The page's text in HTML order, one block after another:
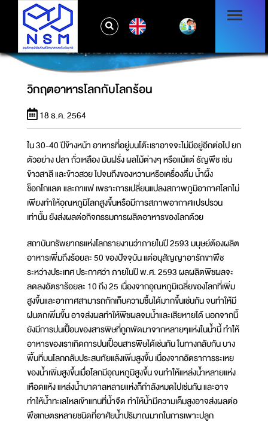
วิกฤตอาหารโลกกับโลกร้อน
วิกฤตอาหารโลกกับโลกร้อน
18 ธ.ค. 2564
ใน 30-40 ปีข้างหน้า อาหารที่อยู่บนโต๊ะเราอาจจะไม่มีอยู่อีกต่อไป ยก
ตัวอย่าง ปลา ถั่วเหลือง มันฝรั่ง ผลไม้ต่างๆ หรือแม้แต่ ธัญพืช เช่น
ข้าวสาลี และข้าวสวย ไปจนถึงของหวานหรือเครื่องดื่ม น้ำผึ้ง
ช็อกโกแลต และกาแฟ เพราะการเปลี่ยนแปลงสภาพภูมิอากาศโลกไม่
เพียงทำให้อุณหภูมิโลกสูงขึ้นหรือมีการสภาพอากาศแปรปรวน
เท่านั้น ยังส่งผลต่อกิจกรรมการผลิตอาหารของโลกด้วย
สถาบันทรัพยากรแห่งโลกรายงานว่าภายในปี 2593 มนุษย์ต้องผลิต
อาหารเพิ่มถึงร้อยละ 50 ของปัจจุบัน แต่อนุสัญญาอารักขาพืช
ระหว่างประเทศ ประกาศว่า ภายในปี พ.ศ. 2593 ผลผลิตพืชผลจะ
ลดลงอัตราร้อยละ 10 ถึง 25 เนื่องจากอุณหภูมิเฉลี่ยของโลกที่เพิ่ม
สูงขึ้นและอากาศสามารถกักเก็บความชื้นได้มากขึ้นเช่นกัน จนทำให้มี
ฝนตกเพิ่มขึ้น อาจส่งผลทำให้พืชผลจมน้ำและเสียหายได้ นอกจากนี้
ยังมีการปนเปื้อนของสารพิษที่ถูกพัดมาจากหลายๆแห่งในน้ำนี้ ทำให้
อาหารของเราเกิดการปนเปื้อนสารพิษได้เช่นกัน ในทางกลับกัน บาง
พื้นที่บนโลกกลับประสบภัยแล้งเพิ่มสูงขึ้น เนื่องจากอัตราการระเหย
ของน้ำเพิ่มสูงขึ้นเมื่อโลกมีอุณหภูมิสูงขึ้น จนทำให้แหล่งน้ำหลายแห่ง
เหือดแห้ง แหล่งน้ำบาดาลหลายแห่งก็กำลังหมดไปเช่นกัน และอาจ
ทำให้น้ำทะเลไหลเข้าแทนที่น้ำจืด ทำให้น้ำมีความเค็มสูงอาจส่งผลต่อ
พืชเกษตรหลายชนิดที่อาศัยน้ำปริมาณมากในการเพาะปลูก